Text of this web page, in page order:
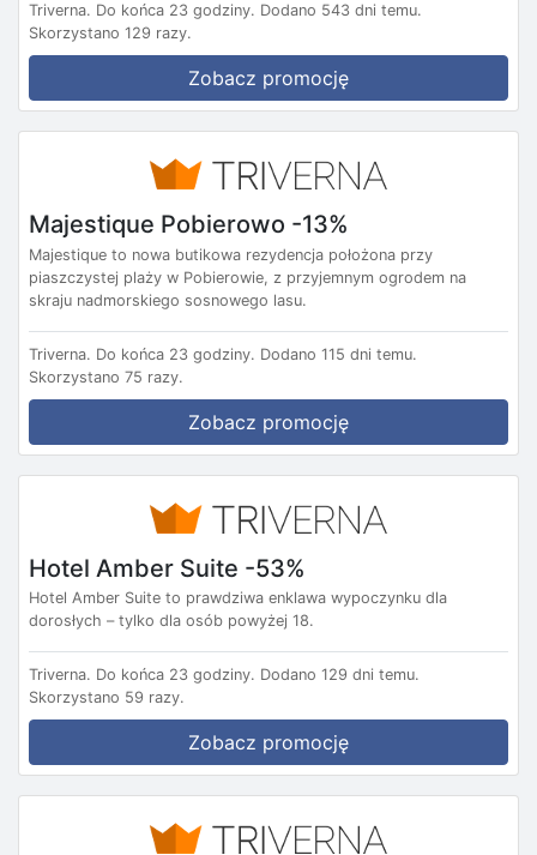
Triverna. Do końca 23 godziny. Dodano 543 dni temu.
Skorzystano 129 razy.
Zobacz promocję
Majestique Pobierowo -13%
Majestique to nowa butikowa rezydencja położona przy
piaszczystej plaży w Pobierowie, z przyjemnym ogrodem na
skraju nadmorskiego sosnowego lasu.
Triverna. Do końca 23 godziny. Dodano 115 dni temu.
Skorzystano 75 razy.
Zobacz promocję
Hotel Amber Suite -53%
Hotel Amber Suite to prawdziwa enklawa wypoczynku dla
dorosłych – tylko dla osób powyżej 18.
Triverna. Do końca 23 godziny. Dodano 129 dni temu.
Skorzystano 59 razy.
Zobacz promocję